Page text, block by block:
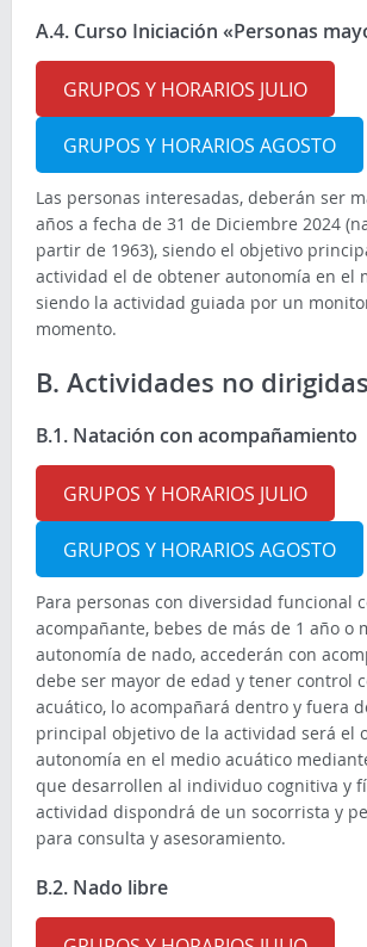
A.4. Curso Iniciación «Personas
GRUPOS Y HORARIOS JULIO
GRUPOS Y HORARIOS AGOSTO
Las personas interesadas, deberán ser
años a fecha de 31 de Diciembre 2024
partir de 1963), siendo el objetivo
actividad el de obtener autonomía en el
siendo la actividad guiada por un
momento.
B. Actividades no dirigidas
B.1. Natación con acompañamiento
GRUPOS Y HORARIOS JULIO
GRUPOS Y HORARIOS AGOSTO
Para personas con diversidad funcional
acompañante, bebes de más de 1 año o
autonomía de nado, accederán con
debe ser mayor de edad y tener control
acuático, lo acompañará dentro y fuera
principal objetivo de la actividad será el
autonomía en el medio acuático
que desarrollen al individuo cognitiva y
actividad dispondrá de un socorrista y
para consulta y asesoramiento.
B.2. Nado libre